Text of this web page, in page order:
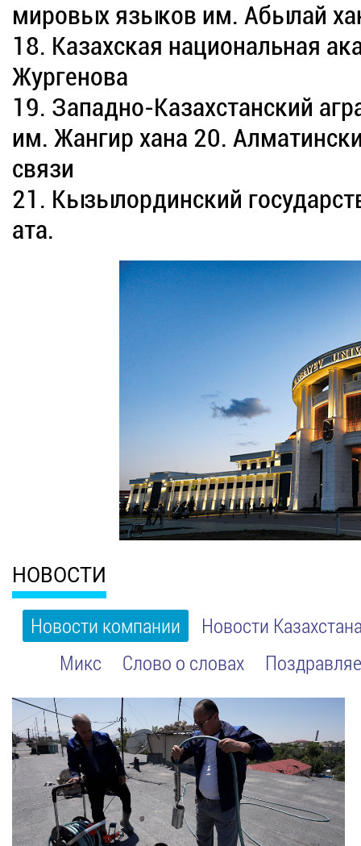
мировых языков им. Абылай
18. Казахская национальная
Жургенова
19. Западно-Казахстанский
им. Жангир хана 20.
связи
21. Кызылординский
ата.
НОВОСТИ
Новости компании
Новости
Микс
Слово о словах